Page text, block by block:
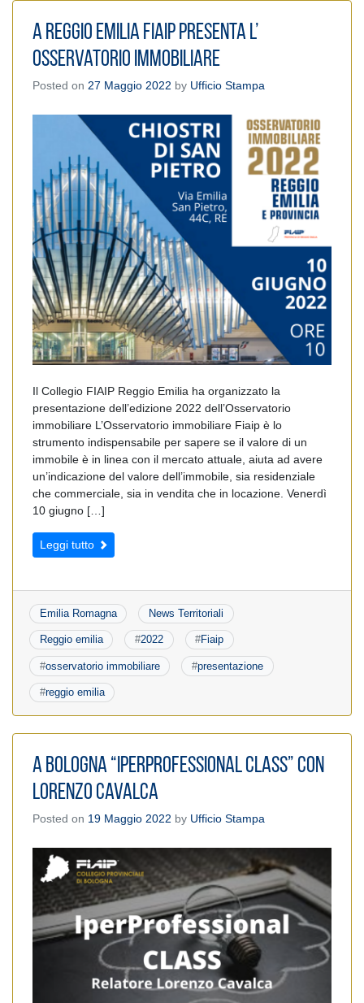
A Reggio Emilia Fiaip presenta l’
Osservatorio Immobiliare
Posted on 27 Maggio 2022 by Ufficio Stampa
Il Collegio FIAIP Reggio Emilia ha organizzato la
presentazione dell’edizione 2022 dell’Osservatorio
immobiliare L’Osservatorio immobiliare Fiaip è lo
strumento indispensabile per sapere se il valore di un
immobile è in linea con il mercato attuale, aiuta ad avere
un’indicazione del valore dell’immobile, sia residenziale
che commerciale, sia in vendita che in locazione. Venerdì
10 giugno […]
Leggi tutto
Emilia Romagna News Territoriali
Reggio emilia #2022 #Fiaip
#osservatorio immobiliare #presentazione
#reggio emilia
A Bologna “IperProfessional CLASS” con
Lorenzo Cavalca
Posted on 19 Maggio 2022 by Ufficio Stampa